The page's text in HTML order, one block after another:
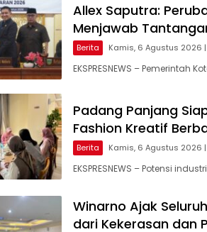
Allex Saputra:
Menjawab
Berita Kamis, 6 Agustus 2026 |
EKSPRESNEWS –
Padang Panjang
Fashion Kreatif
Berita Kamis, 6 Agustus 2026 |
EKSPRESNEWS – Potensi
Winarno Ajak
dari Kekerasan dan